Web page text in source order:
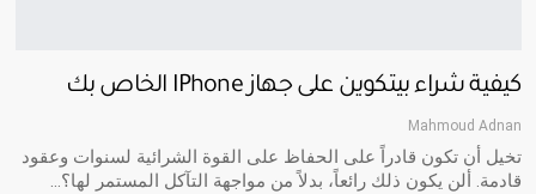
كيفية شراء بيتكوين على جهاز IPhone الخاص بك
Mahmoud Adnan
تخيل أن تكون قادراً على الحفاظ على القوة الشرائية لسنوات وعقود
قادمة. ألن يكون ذلك رائعاً، بدلاً من مواجهة التآكل المستمر لها؟…